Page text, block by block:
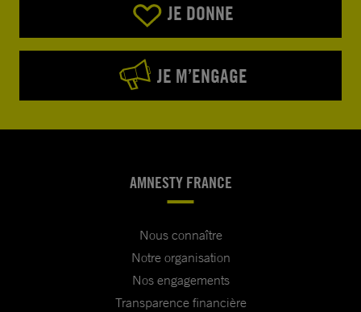
JE DONNE
JE M’ENGAGE
AMNESTY FRANCE
Nous connaître
Notre organisation
Nos engagements
Transparence financière